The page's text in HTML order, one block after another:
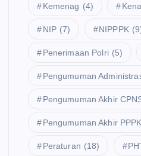
Kemenag (4)
NIP (7) NIPPPK
Penerimaan Polri (5)
Pengumuman
Pengumuman Akhir
Pengumuman Akhir PPPK
Peraturan (18)